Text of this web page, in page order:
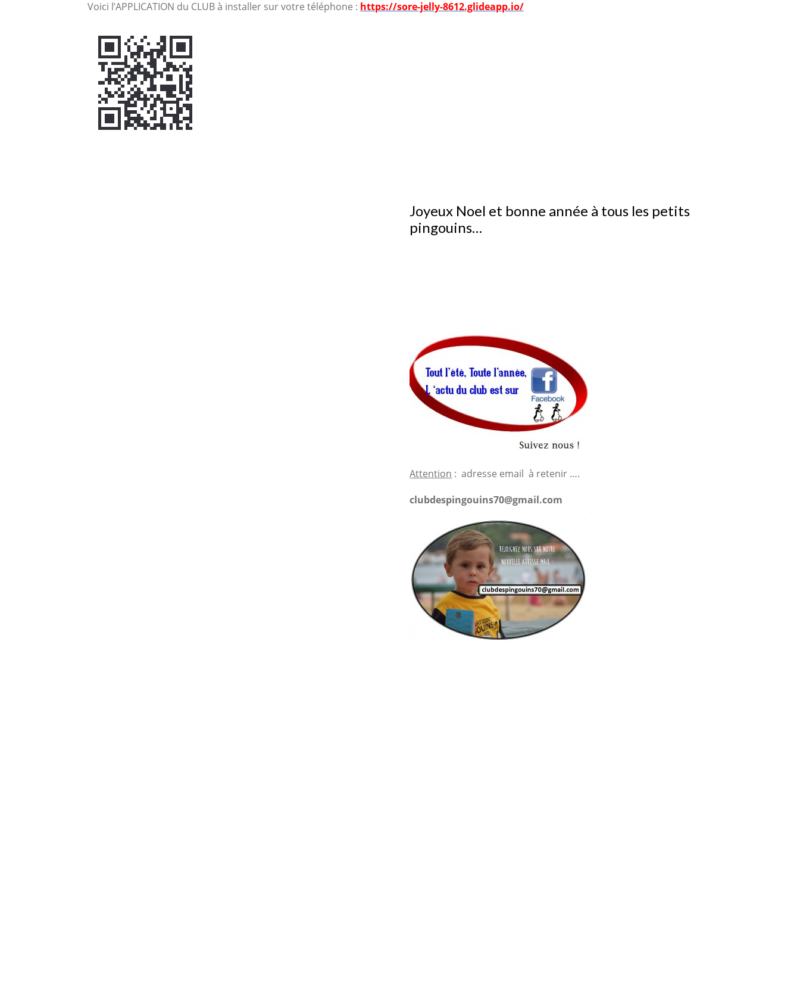
Voici l’APPLICATION du CLUB à installer sur votre téléphone : https://sore-jelly-8612.glideapp.io/
Joyeux Noel et bonne année à tous les petits
pingouins…
Attention : adresse email à retenir ….
clubdespingouins70@gmail.com